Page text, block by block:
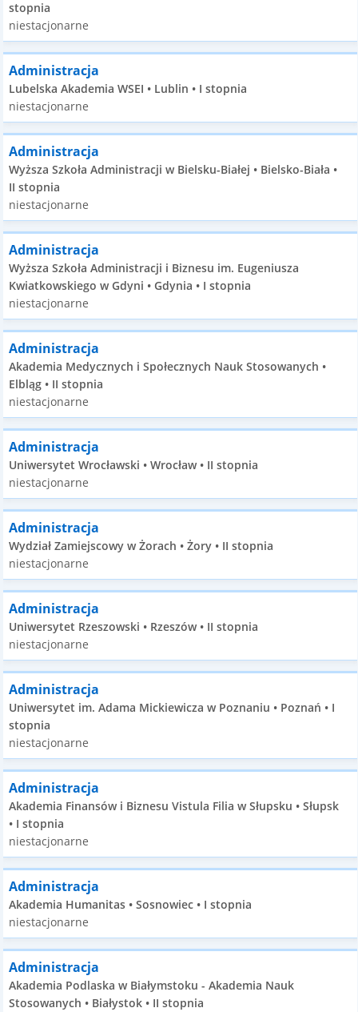
stopnia
niestacjonarne
Administracja
Lubelska Akademia WSEI • Lublin • I stopnia
niestacjonarne
Administracja
Wyższa Szkoła Administracji w Bielsku-Białej • Bielsko-Biała •
II stopnia
niestacjonarne
Administracja
Wyższa Szkoła Administracji i Biznesu im. Eugeniusza
Kwiatkowskiego w Gdyni • Gdynia • I stopnia
niestacjonarne
Administracja
Akademia Medycznych i Społecznych Nauk Stosowanych •
Elbląg • II stopnia
niestacjonarne
Administracja
Uniwersytet Wrocławski • Wrocław • II stopnia
niestacjonarne
Administracja
Wydział Zamiejscowy w Żorach • Żory • II stopnia
niestacjonarne
Administracja
Uniwersytet Rzeszowski • Rzeszów • II stopnia
niestacjonarne
Administracja
Uniwersytet im. Adama Mickiewicza w Poznaniu • Poznań • I
stopnia
niestacjonarne
Administracja
Akademia Finansów i Biznesu Vistula Filia w Słupsku • Słupsk
• I stopnia
niestacjonarne
Administracja
Akademia Humanitas • Sosnowiec • I stopnia
niestacjonarne
Administracja
Akademia Podlaska w Białymstoku - Akademia Nauk
Stosowanych • Białystok • II stopnia